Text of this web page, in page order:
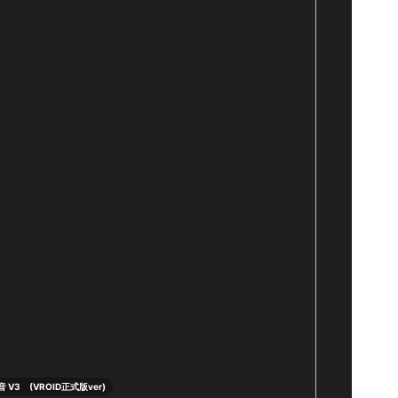
V3 (VROID正式版ver)